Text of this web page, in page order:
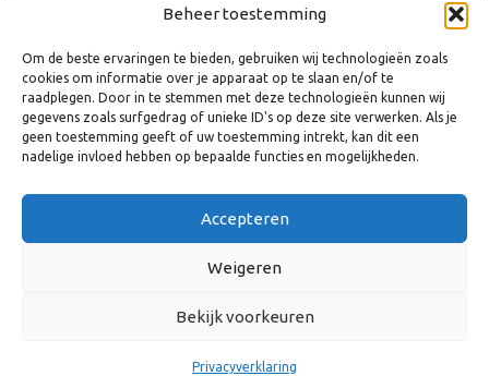
Beheer toestemming
Om de beste ervaringen te bieden, gebruiken wij technologieën zoals
cookies om informatie over je apparaat op te slaan en/of te
raadplegen. Door in te stemmen met deze technologieën kunnen wij
gegevens zoals surfgedrag of unieke ID's op deze site verwerken. Als je
geen toestemming geeft of uw toestemming intrekt, kan dit een
nadelige invloed hebben op bepaalde functies en mogelijkheden.
Accepteren
Weigeren
Bekijk voorkeuren
Privacyverklaring
7001 EX Doetinchem
E-mail: info@8rhk.nl
Telefoonnummers
Privacyverklaring